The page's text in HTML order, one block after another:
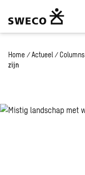
Home / Actueel / Columns
zijn